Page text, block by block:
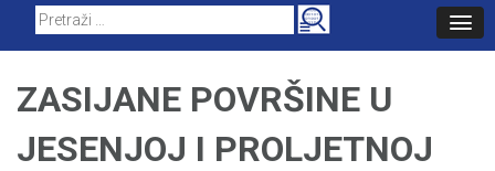
Search
for:
ZASIJANE POVRŠINE U
JESENJOJ I PROLJETNOJ